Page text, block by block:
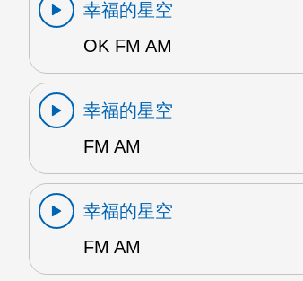
幸福的星空
OK FM AM
幸福的星空
FM AM
幸福的星空
FM AM